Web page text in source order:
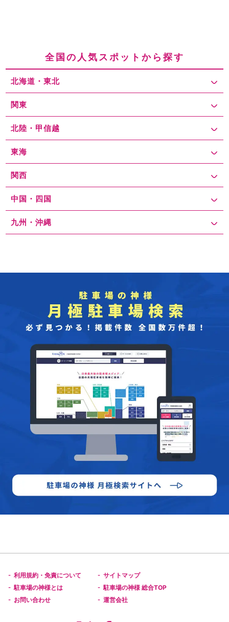
全国の人気スポットから探す
北海道・東北
関東
北陸・甲信越
東海
関西
中国・四国
九州・沖縄
- 利用規約・免責について - サイトマップ
- 駐車場の神様とは - 駐車場の神様 総合TOP
- お問い合わせ - 運営会社